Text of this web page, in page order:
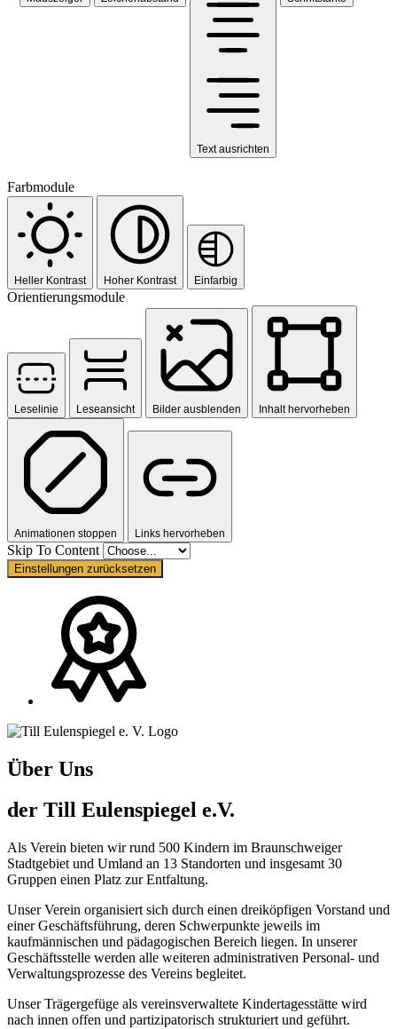
Text ausrichten
Farbmodule
Heller Kontrast Hoher Kontrast Einfarbig
Orientierungsmodule
Leselinie Leseansicht Bilder ausblenden Inhalt hervorheben
Animationen stoppen Links hervorheben
Skip To Content
Einstellungen zurücksetzen
Über Uns
der Till Eulenspiegel e.V.
Als Verein bieten wir rund 500 Kindern im Braunschweiger
Stadtgebiet und Umland an 13 Standorten und insgesamt 30
Gruppen einen Platz zur Entfaltung.
Unser Verein organisiert sich durch einen dreiköpfigen Vorstand und
einer Geschäftsführung, deren Schwerpunkte jeweils im
kaufmännischen und pädagogischen Bereich liegen. In unserer
Geschäftsstelle werden alle weiteren admin­istra­tiven Personal- und
Ver­walt­ungs­pro­zesse des Vereins begleitet.
Unser Trägergefüge als vereinsverwaltete Kindertagesstätte wird
nach innen offen und partizipatorisch strukturiert und geführt.